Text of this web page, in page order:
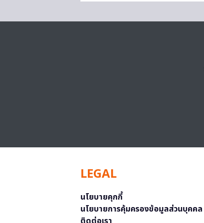
LEGAL
นโยบายคุกกี้
นโยบายการคุ้มครองข้อมูลส่วนบุคคล